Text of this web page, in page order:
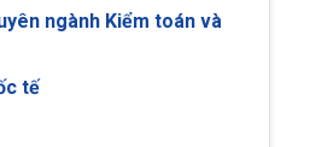
ngành Kiểm toán và
tế